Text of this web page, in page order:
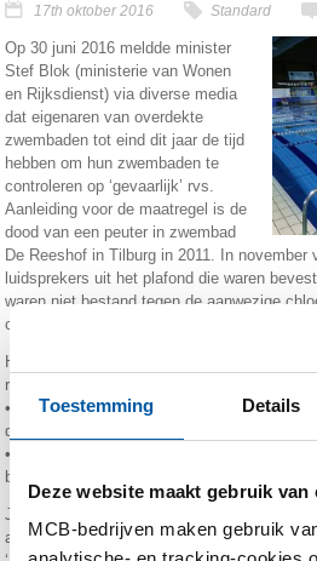
Toestemming Details
Deze website maakt gebruik van
MCB-bedrijven maken gebruik
17th oktober 2016 Standard
Op 30 juni 2016 meldde minister
Stef Blok (ministerie van Wonen
en Rijksdienst) via diverse media
dat eigenaren van overdekte
zwembaden tot eind dit jaar de tijd
hebben om hun zwembaden te
controleren op ‘gevaarlijk’ rvs.
Aanleiding voor de maatregel is de
dood van een peuter in zwembad
De Reeshof in Tilburg in 2011. In november
luidsprekers uit het plafond die waren
waren niet bestand tegen de aanwezige
condensaat.
Helaas was dit niet het enige incident of
rvs in zwembaden. Onder andere:
• Steenwijk, 2001: ’s nachts bezweek het
draadeinden); geen doden of gewonden.
• Ulster (Zwitserland), 1985: betonnen dak
bezweken; 12 doden, 17 gewonden.
Je merkt het al…rvs in overdekte
aandacht! Momenteel wordt in overdekte